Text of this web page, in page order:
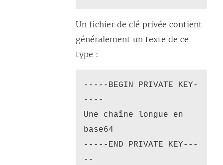
e
ê
)
Un fichier de clé privée contient
généralement un texte de ce
type :
-----BEGIN PRIVATE KEY-
----
Une chaîne longue en
base64
-----END PRIVATE KEY---
--